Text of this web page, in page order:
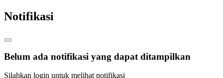
Notifikasi
Belum ada notifikasi yang dapat ditampilkan
Silahkan login untuk melihat notifikasi